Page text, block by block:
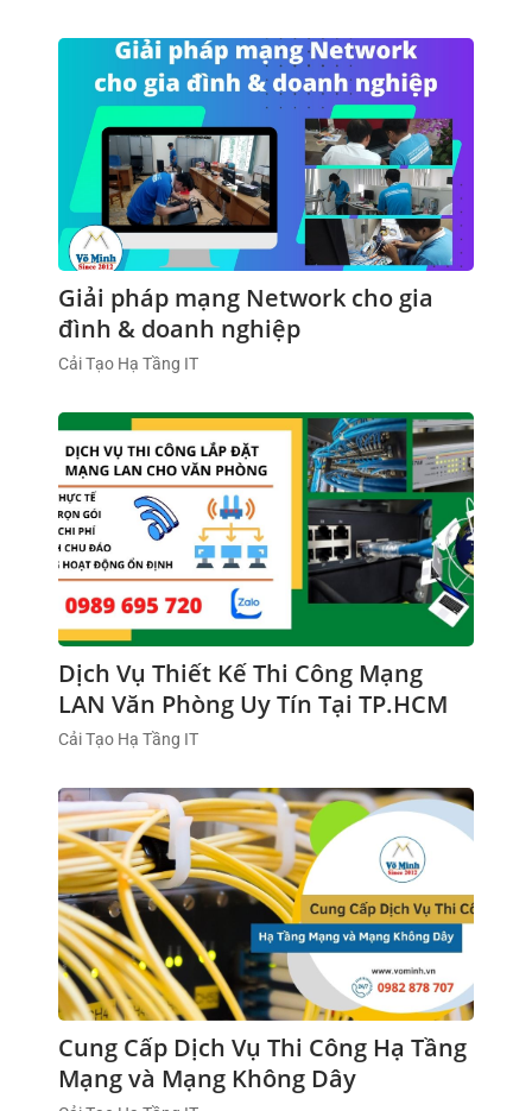
Giải pháp mạng Network cho gia
đình & doanh nghiệp
Cải Tạo Hạ Tầng IT
Dịch Vụ Thiết Kế Thi Công Mạng
LAN Văn Phòng Uy Tín Tại TP.HCM
Cải Tạo Hạ Tầng IT
Cung Cấp Dịch Vụ Thi Công Hạ Tầng
Mạng và Mạng Không Dây